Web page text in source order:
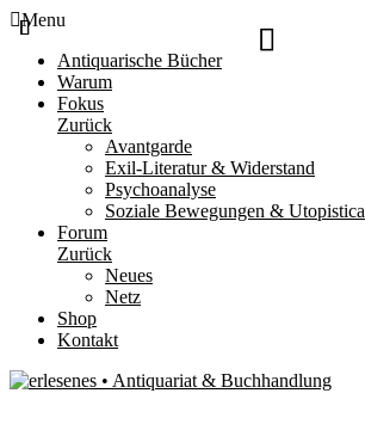
Menu
Antiquarische Bücher
Warum
Fokus
Zurück
Avantgarde
Exil-Literatur & Widerstand
Psychoanalyse
Soziale Bewegungen & Utopistica
Forum
Zurück
Neues
Netz
Shop
Kontakt